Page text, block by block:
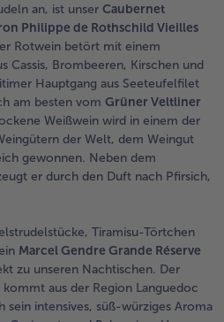
an, ist unser Caubernet
Philippe de Rothschild Vieilles
Rotwein betört mit einem
Cassis, Brombeeren, Kirschen und
Hauptgang aus Seeteufelfilet
am besten vom Grüner Veltliner
Weißwein wird in einem der
der Welt, dem Weingut
gewonnen. Neben dem
er durch den Duft nach Pfirsich,
Tiramisu-Törtchen
Marcel Gendre Grande Réserve
zu unseren Nachtischen. Der
aus der Region Languedoc
sein intensives, süß-würziges Aroma